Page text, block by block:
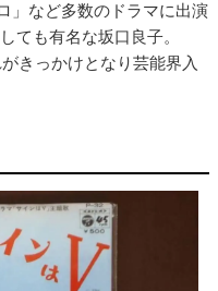
」など多数のドラマに出演
ても有名な坂口良子。
きっかけとなり芸能界入